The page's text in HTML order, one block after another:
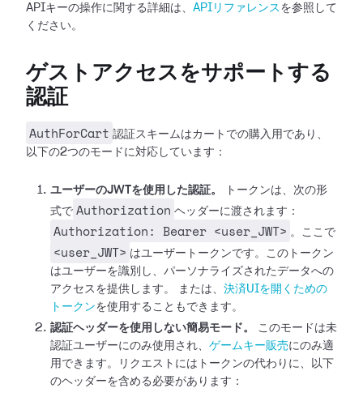
APIキーの操作に関する詳細は、 APIリファレンス を参照して
ください。
ゲストアクセスをサポートする
認証
AuthForCart 認証スキームはカートでの購入用であり、
以下の2つのモードに対応しています：
ユーザーのJWTを使用した認証。
トークンは、次の形
式で Authorization ヘッダーに渡されます：
Authorization: Bearer <user_JWT> 。ここで
<user_JWT> はユーザートークンです。このトークン
はユーザーを識別し、パーソナライズされたデータへの
アクセスを提供します。
または、 決済UIを開くための
トークンを使用することもできます。
認証ヘッダーを使用しない簡易モード。
このモードは未
認証ユーザーにのみ使用され、 ゲームキー販売にのみ適
用できます。リクエストにはトークンの代わりに、以下
のヘッダーを含める必要があります：